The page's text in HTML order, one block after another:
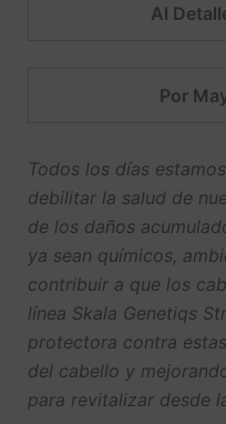
Al
Por
Todos los días
debilitar la salud de
de los daños
ya sean químicos,
contribuir a que los
línea Skala Genetiqs
protectora contra
del cabello y
para revitalizar desde